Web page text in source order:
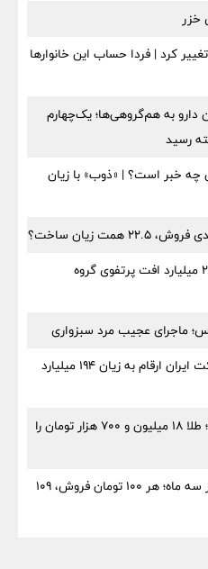
خزر
زمان واریز کالابرگ مرداد ۱۴۰۵ تغییر کرد | فردا حساب این خانوارها
ایران دارو به هم‌گروهی‌ها؛ یک‌چهارم
رسید
چه خبر است؟ | «ذوب» با زیان
۳۷ میلیارد سود معاملاتی، ۲۶۵۱ میلیارد افت پرتفوی گروه
ماجرای عجیب مرد سبزواری
چرا رشد ۳۵ درصدی درآمد شرکت ایران ارقام به زیان ۱۹۴ میلیارد
قیمت طلا امروز ۱۵ مرداد ۱۴۰۵؛ طلا ۱۸ میلیون و ۷۰۰ هزار تومان را
زیان ۲۲.۵ همتی ایران‌خودرو در سه ماه؛ هر ۱۰۰ تومان فروش، ۱۰۹